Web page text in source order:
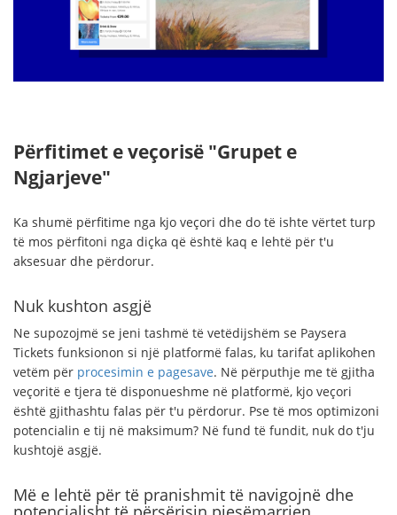
Përfitimet e veçorisë "Grupet e
Ngjarjeve"
Ka shumë përfitime nga kjo veçori dhe do të ishte vërtet turp
të mos përfitoni nga diçka që është kaq e lehtë për t'u
aksesuar dhe përdorur.
Nuk kushton asgjë
Ne supozojmë se jeni tashmë të vetëdijshëm se Paysera
Tickets funksionon si një platformë falas, ku tarifat aplikohen
vetëm për procesimin e pagesave. Në përputhje me të gjitha
veçoritë e tjera të disponueshme në platformë, kjo veçori
është gjithashtu falas për t'u përdorur. Pse të mos optimizoni
potencialin e tij në maksimum? Në fund të fundit, nuk do t'ju
kushtojë asgjë.
Më e lehtë për të pranishmit të navigojnë dhe